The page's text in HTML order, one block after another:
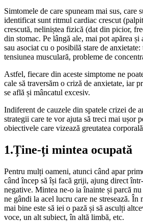
Simtomele de care spuneam mai sus, care
identificat sunt ritmul cardiac crescut
crescută, neliniștea fizică (dat din picior,
din stomac. Pe lângă ale, mai pot apărea și
sau asociat cu o posibilă stare de
tensiunea musculară, probleme de
Astfel, fiecare din aceste simptome ne
cale să traversăm o criză de anxietate, iar
se află și mâncatul excesiv.
Indiferent de cauzele din spatele crizei de
strategii care te vor ajuta să treci mai ușor
obiectivele care vizează greutatea
1.Ține-ți mintea ocupată
Pentru mulți oameni, atunci când apar
când încep să își facă griji, ajung direct
negative. Mintea ne-o ia înainte și parcă
ne gândi la acel lucru care ne stresează. În
mai bine este să iei o pază și să asculți
voce, un alt subiect, în altă limbă, etc.